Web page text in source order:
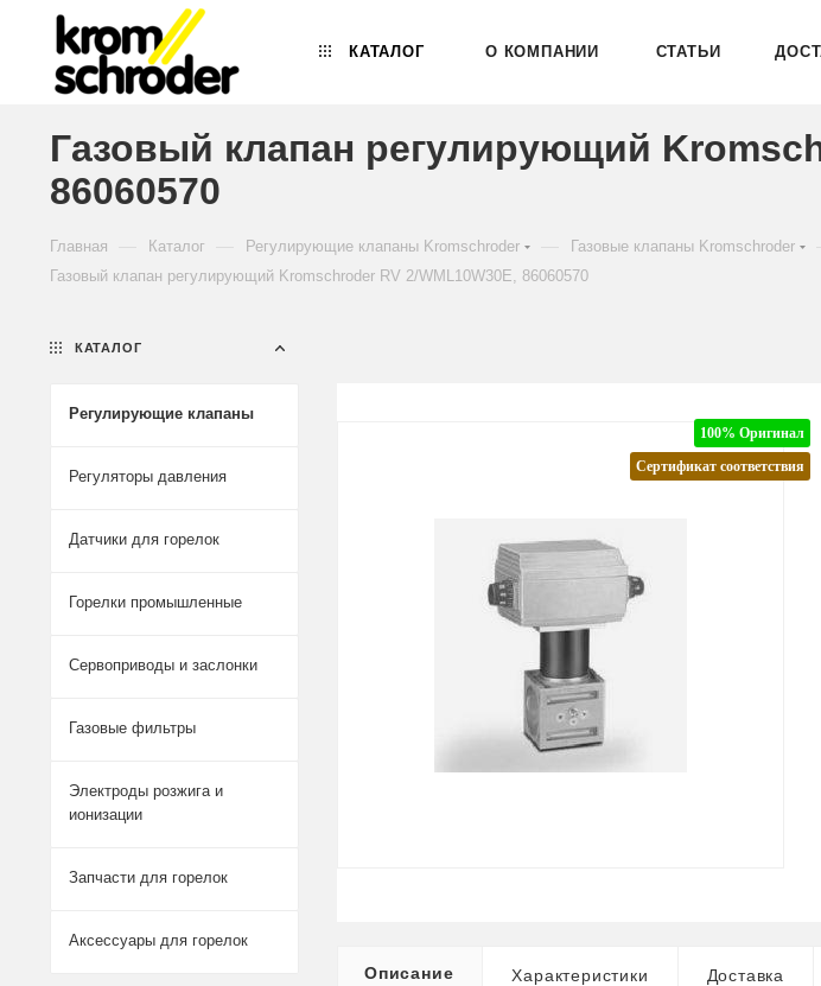
КАТАЛОГ О КОМПАНИИ СТАТЬИ
Газовый клапан регулирующий
86060570
Главная Каталог Регулирующие клапаны Kromschroder Газовые клапаны Kromschroder
Газовый клапан регулирующий Kromschroder RV 2/WML10W30E, 86060570
100% Оригинал
Сертификат соответствия
Описание Характеристики Доставка
КАТАЛОГ
Регулирующие клапаны
Регуляторы давления
Датчики для горелок
Горелки промышленные
Сервоприводы и заслонки
Газовые фильтры
Электроды розжига и
ионизации
Запчасти для горелок
Аксессуары для горелок